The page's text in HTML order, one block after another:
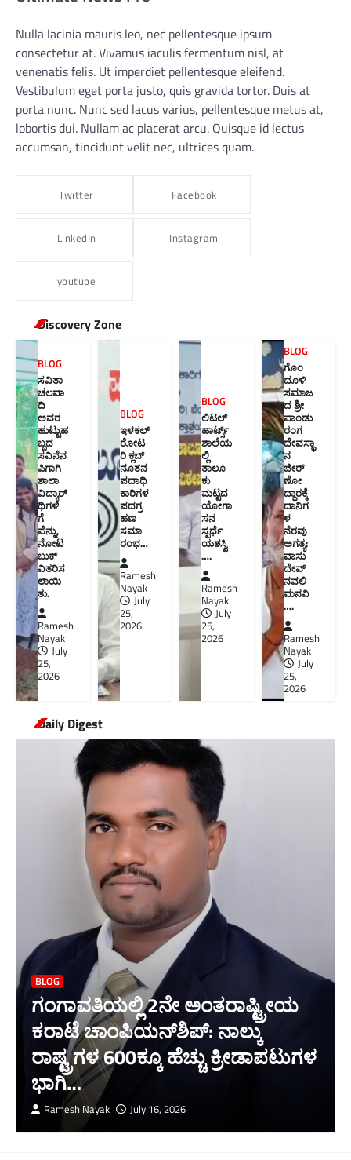
Nulla lacinia mauris leo, nec pellentesque ipsum
consectetur at. Vivamus iaculis fermentum nisl, at
venenatis felis. Ut imperdiet pellentesque eleifend.
Vestibulum eget porta justo, quis gravida tortor. Duis at
porta nunc. Nunc sed lacus varius, pellentesque metus at,
lobortis dui. Nullam ac placerat arcu. Quisque id lectus
accumsan, tincidunt velit nec, ultrices quam.
Twitter Facebook
LinkedIn Instagram
youtube
Discovery Zone
BLOG
ಸವಿತಾ
ಚಲವಾ
ದಿ
ಅವರ
ಹುಟ್ಟುಹ
ಬ್ಬದ
ಸವಿನೆನ
ಪಿಗಾಗಿ
ಶಾಲಾ
ವಿದ್ಯಾರ್
ಥಿಗಳಿ
ಗೆ
ಪೆನ್ನು,
ನೋಟ
ಬುಕ್
ವಿತರಿಸ
ಲಾಯಿ
ತು.
Ramesh
Nayak
July
25,
2026
BLOG
ಇಳಕಲ್
ರೋಟ
ರಿ ಕ್ಲಬ್
ನೂತನ‌
ಪದಾಧಿ
ಕಾರಿಗಳ
ಪದಗ್ರ
ಹಣ
ಸಮಾ
ರಂಭ…
Ramesh
Nayak
July
25,
2026
BLOG
ಲಿಟಲ್
ಹಾರ್ಟ್ಸ್
ಶಾಲೆಯ
ಲ್ಲಿ
ತಾಲೂ
ಕು
ಮಟ್ಟದ
ಯೋಗಾ
ಸನ
ಸ್ಪರ್ಧೆ
ಯಶಸ್ವಿ
….
Ramesh
Nayak
July
25,
2026
BLOG
ಗೊಂ
ದೂಳಿ
ಸಮಾಜ
ದ ಶ್ರೀ
ಪಾಂಡು
ರಂಗ
ದೇವಸ್ಥಾ
ನ
ಜೀರ್
ಣೋ
ದ್ಧಾರಕ್ಕೆ
ದಾನಿಗ
ಳ
ನೆರವು
ಅಗತ್ಯ:
ವಾಸು
ದೇವ್
ನವಲಿ
ಮನವಿ​
….
Ramesh
Nayak
July
25,
2026
Daily Digest
BLOG
ಗಂಗಾವತಿಯಲ್ಲಿ 2ನೇ ಅಂತರಾಷ್ಟ್ರೀಯ
ಕರಾಟೆ ಚಾಂಪಿಯನ್‌ಶಿಪ್: ನಾಲ್ಕು
ರಾಷ್ಟ್ರಗಳ 600ಕ್ಕೂ ಹೆಚ್ಚು ಕ್ರೀಡಾಪಟುಗಳ
ಭಾಗಿ…
Ramesh Nayak July 16, 2026